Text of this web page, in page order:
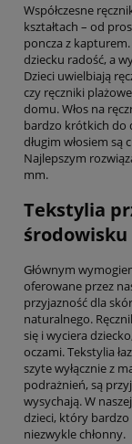
Współczesne
kształtach – od
poncza z
dziecku radość, a
Dzieci uwielbiają
czy ręczniki
domu. Włos na
bardzo krótkich do
długim włosiem są
Najlepszym
mm.
Tekstylia
środowisku
Głównym
oferowane przez
przyjazność dla
naturalnego.
się i wyciera
oczami. Tekstylia
szyte wyłącznie z
podrażnień, są
wysychają. W
dzieci, który
niezwykle chłonny.